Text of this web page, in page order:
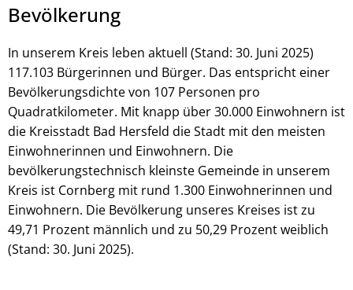
Bevölkerung
In unserem Kreis leben aktuell (Stand: 30. Juni 2025)
117.103 Bürgerinnen und Bürger. Das entspricht einer
Bevölkerungsdichte von 107 Personen pro
Quadratkilometer. Mit knapp über 30.000 Einwohnern ist
die Kreisstadt Bad Hersfeld die Stadt mit den meisten
Einwohnerinnen und Einwohnern. Die
bevölkerungstechnisch kleinste Gemeinde in unserem
Kreis ist Cornberg mit rund 1.300 Einwohnerinnen und
Einwohnern. Die Bevölkerung unseres Kreises ist zu
49,71 Prozent männlich und zu 50,29 Prozent weiblich
(Stand: 30. Juni 2025).